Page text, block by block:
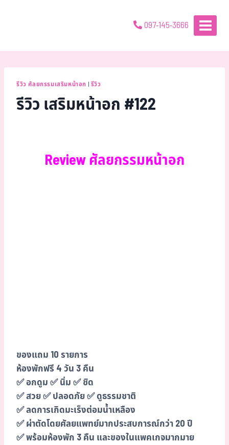
097-145-3666
รีวิว ศัลยกรรมเสริมหน้าอก | รีวิว
รีวิว เสริมหน้าอก #122
Review ศัลยกรรมหน้าอก
ของแถม 10 รายการ
ห้องพักฟรี 4 วัน 3 คืน
✅ อกดูม ✅ นิ่ม ✅ ชิด
✅ สวย ✅ ปลอดภัย ✅ ดูธรรมชาติ
✅ ลดการเกิดมะเร็งต่อมน้ำเหลือง
✅ ผ่าตัดโดยศัลยแพทย์มากประสบการณ์กว่า 20 ปี
✅ พร้อมห้องพัก 3 คืน และของในแพคเกจมากมาย